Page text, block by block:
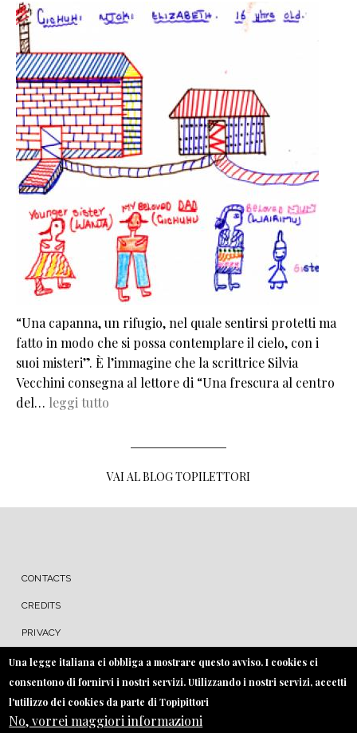
“Una capanna, un rifugio, nel quale sentirsi protetti ma
fatto in modo che si possa contemplare il cielo, con i
suoi misteri”. È l’immagine che la scrittrice Silvia
Vecchini consegna al lettore di “Una frescura al centro
del… leggi tutto
VAI AL BLOG TOPILETTORI
MENU FOOTER
CONTACTS
CREDITS
PRIVACY
COOKIE
Una legge italiana ci obbliga a mostrare questo avviso. I cookies ci
consentono di fornirvi i nostri servizi. Utilizzando i nostri servizi, accetti
l'utilizzo dei cookies da parte di Topipittori
No, vorrei maggiori informazioni